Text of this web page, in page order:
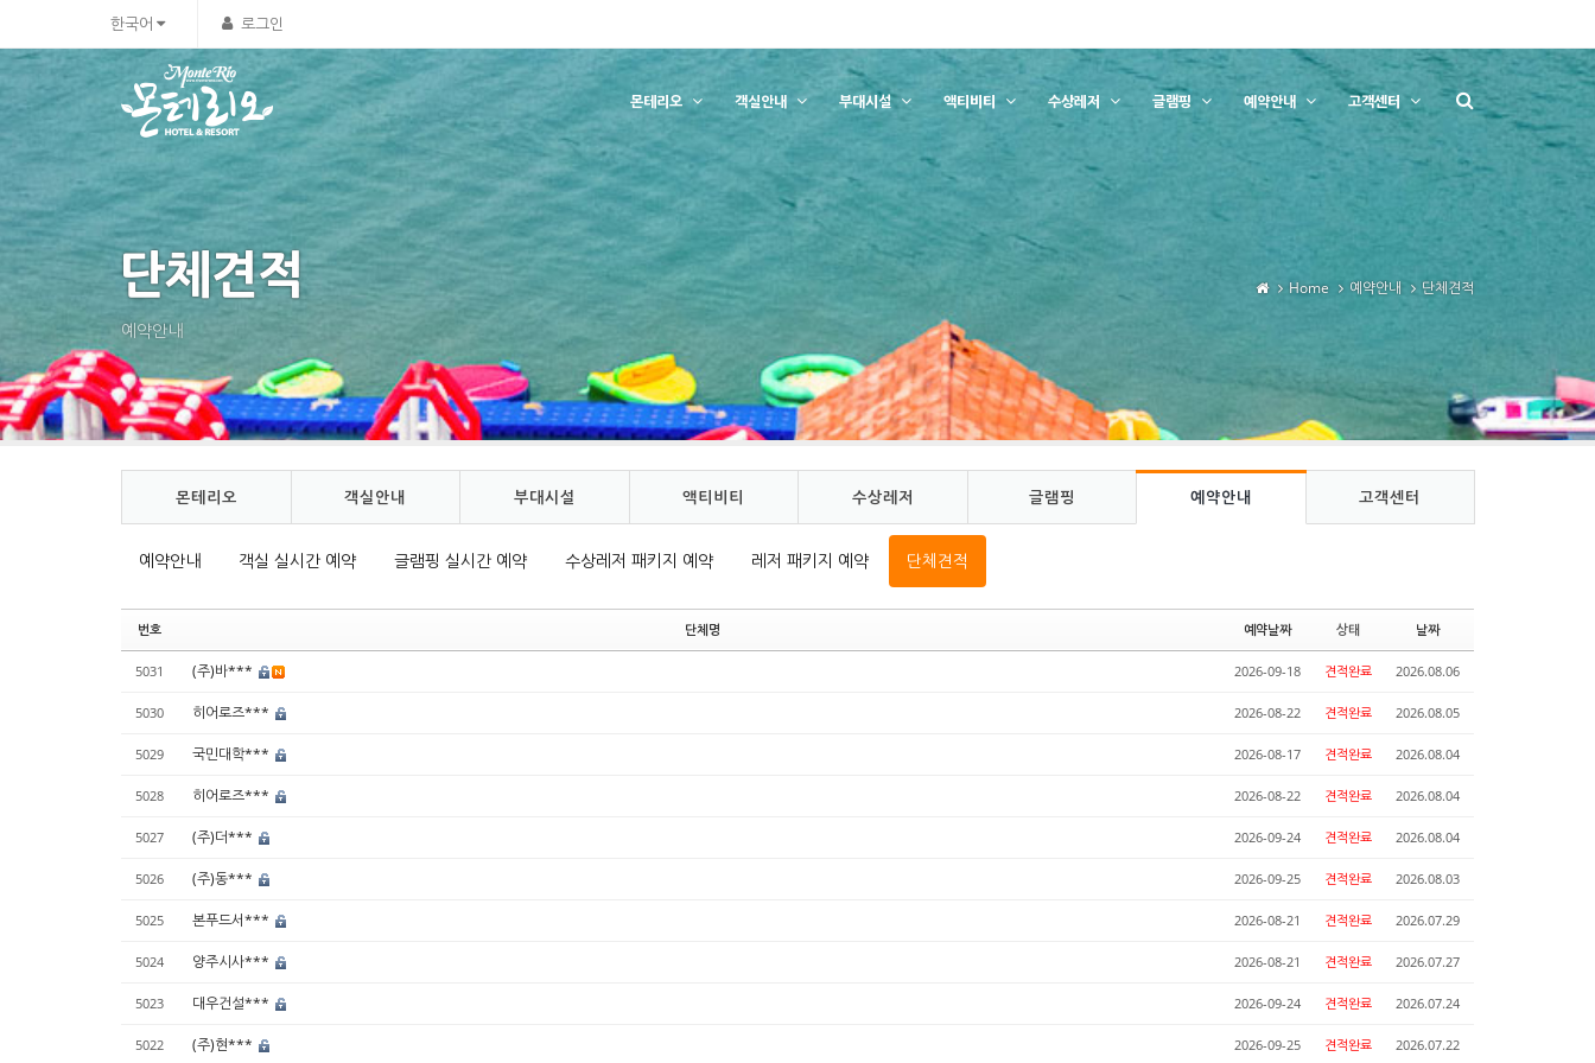
한국어 로그인
몬테리오 객실안내 부대시설 액티비티 수상레저 글램핑 예약안내 고객센터
단체견적
예약안내
Home 예약안내 단체견적
몬테리오 객실안내 부대시설 액티비티 수상레저 글램핑 예약안내 고객센터
예약안내 객실 실시간 예약 글램핑 실시간 예약 수상레저 패키지 예약 레저 패키지 예약 단체견적
번호 단체명 예약날짜 상태 날짜
5031 (주)바*** 2026-09-18 견적완료 2026.08.06
5030 히어로즈*** 2026-08-22 견적완료 2026.08.05
5029 국민대학*** 2026-08-17 견적완료 2026.08.04
5028 히어로즈*** 2026-08-22 견적완료 2026.08.04
5027 (주)더*** 2026-09-24 견적완료 2026.08.04
5026 (주)동*** 2026-09-25 견적완료 2026.08.03
5025 본푸드서*** 2026-08-21 견적완료 2026.07.29
5024 양주시사*** 2026-08-21 견적완료 2026.07.27
5023 대우건설*** 2026-09-24 견적완료 2026.07.24
5022 (주)현*** 2026-09-25 견적완료 2026.07.22
Sketchbook5, 스케치북5